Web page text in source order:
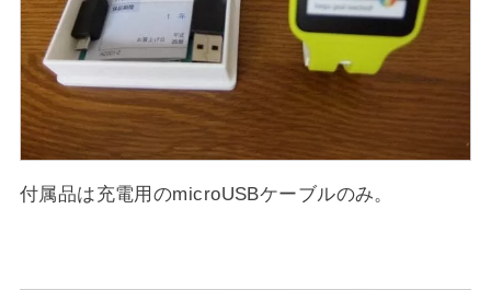
付属品は充電用のmicroUSBケーブルのみ。